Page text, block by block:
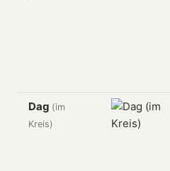
Dag (im
Kreis)